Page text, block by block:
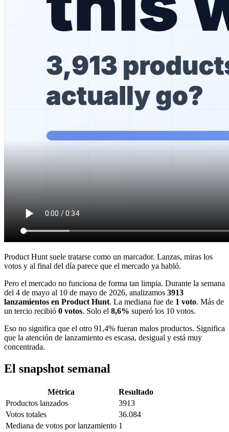
Product Hunt suele tratarse como un marcador. Lanzas, miras los
votos y al final del día parece que el mercado ya habló.
Pero el mercado no funciona de forma tan limpia. Durante la semana
del 4 de mayo al 10 de mayo de 2026, analizamos 3913
lanzamientos en Product Hunt. La mediana fue de 1 voto. Más de
un tercio recibió 0 votos. Solo el 8,6% superó los 10 votos.
Eso no significa que el otro 91,4% fueran malos productos. Significa
que la atención de lanzamiento es escasa, desigual y está muy
concentrada.
El snapshot semanal
Métrica
Resultado
Productos lanzados
3913
Votos totales
36.084
Mediana de votos por lanzamiento 1